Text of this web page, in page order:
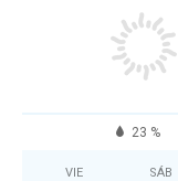
23 %
VIE SÁB